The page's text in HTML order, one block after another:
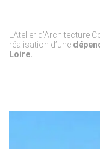
L’Atelier d’Architecture
réalisation d’une
Loire.